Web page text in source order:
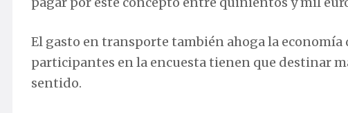
El gasto en transporte también ahoga la economía
participantes en la encuesta tienen que destinar
sentido.